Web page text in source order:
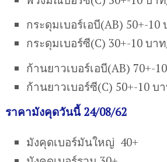
กระดุมเบอร์เอบี(AB) 50+-10
กระดุมเบอร์ซี(C) 30+-10 บา
ก้านยาวเบอร์เอบี(AB) 70+-
ก้านยาวเบอร์ซี(C) 50+-10 บ
ราคามังคุดวันนี้ 24/08/62
มังคุดเบอร์มันใหญ่ 40+